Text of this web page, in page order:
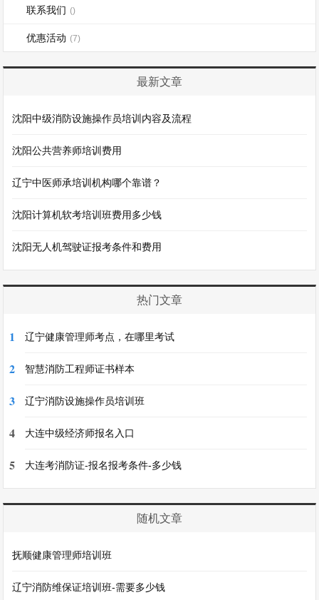
联系我们 ()
优惠活动 (7)
最新文章
沈阳中级消防设施操作员培训内容及流程
沈阳公共营养师培训费用
辽宁中医师承培训机构哪个靠谱？
沈阳计算机软考培训班费用多少钱
沈阳无人机驾驶证报考条件和费用
热门文章
1 辽宁健康管理师考点，在哪里考试
2 智慧消防工程师证书样本
3 辽宁消防设施操作员培训班
4 大连中级经济师报名入口
5 大连考消防证-报名报考条件-多少钱
随机文章
抚顺健康管理师培训班
辽宁消防维保证培训班-需要多少钱